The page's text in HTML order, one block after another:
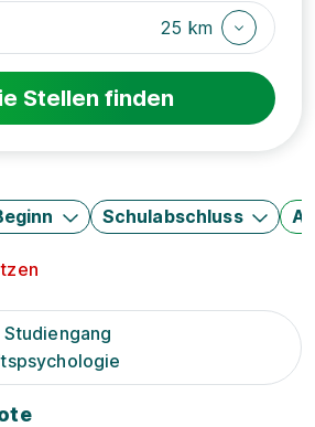
25 km
Stellen finden
Schulabschluss